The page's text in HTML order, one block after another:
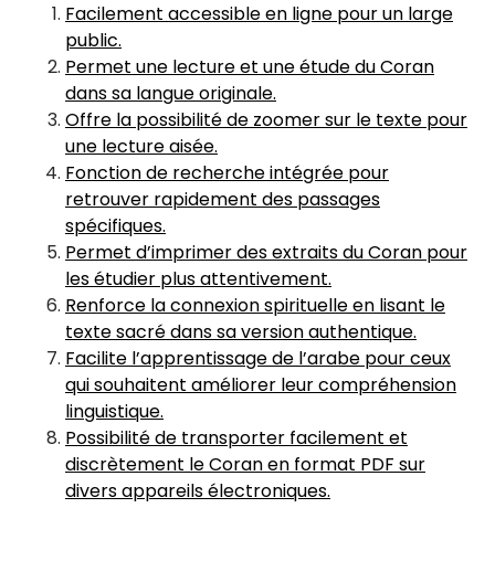
Facilement accessible en ligne pour un large
public.
Permet une lecture et une étude du Coran
dans sa langue originale.
Offre la possibilité de zoomer sur le texte pour
une lecture aisée.
Fonction de recherche intégrée pour
retrouver rapidement des passages
spécifiques.
Permet d’imprimer des extraits du Coran pour
les étudier plus attentivement.
Renforce la connexion spirituelle en lisant le
texte sacré dans sa version authentique.
Facilite l’apprentissage de l’arabe pour ceux
qui souhaitent améliorer leur compréhension
linguistique.
Possibilité de transporter facilement et
discrètement le Coran en format PDF sur
divers appareils électroniques.